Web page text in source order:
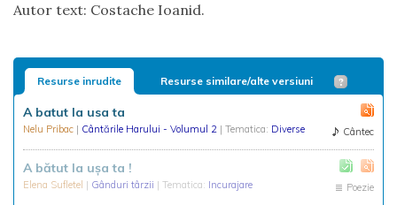
Autor text: Costache Ioanid.
Resurse inrudite Resurse similare/alte versiuni
A batut la usa ta
Nelu Pribac | Cântările Harului - Volumul 2 | Tematica: Diverse Cântec
A bătut la ușa ta !
Elena Sufletel | Gânduri târzii | Tematica: Incurajare Poezie